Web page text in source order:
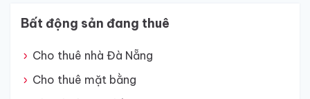
Bất động sản đang thuê
Cho thuê nhà Đà Nẵng
Cho thuê mặt bằng